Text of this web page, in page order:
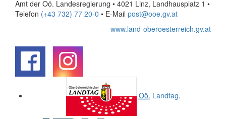
Amt der Oö. Landesregierung • 4021 Linz, Landhausplatz 1 •
Telefon (+43 732) 77 20-0 • E-Mail post@ooe.gv.at
www.land-oberoesterreich.gv.at
Oö. Landtag.